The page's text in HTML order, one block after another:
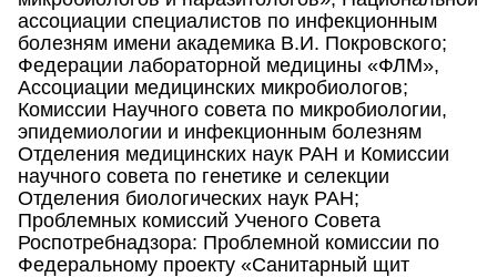
ассоциации специалистов по инфекционным
болезням имени академика В.И. Покровского;
Федерации лабораторной медицины «ФЛМ»,
Ассоциации медицинских микробиологов;
Комиссии Научного совета по микробиологии,
эпидемиологии и инфекционным болезням
Отделения медицинских наук РАН и Комиссии
научного совета по генетике и селекции
Отделения биологических наук РАН;
Проблемных комиссий Ученого Совета
Роспотребнадзора: Проблемной комиссии по
Федеральному проекту «Санитарный щит